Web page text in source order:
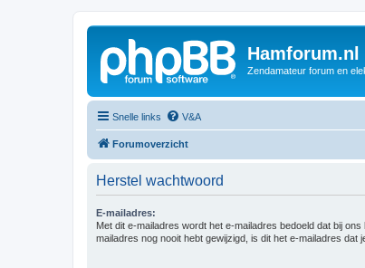
Hamforum.nl
Zendamateur forum en
Snelle links V&A
Forumoverzicht
Herstel wachtwoord
E-mailadres:
Met dit e-mailadres wordt het e-mailadres bedoeld dat bij
mailadres nog nooit hebt gewijzigd, is dit het e-mailadres dat